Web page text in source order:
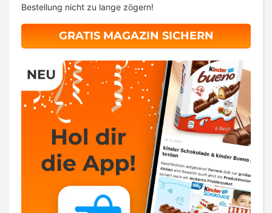
Bestellung nicht zu lange zögern!
GRATIS MAGAZIN SICHERN